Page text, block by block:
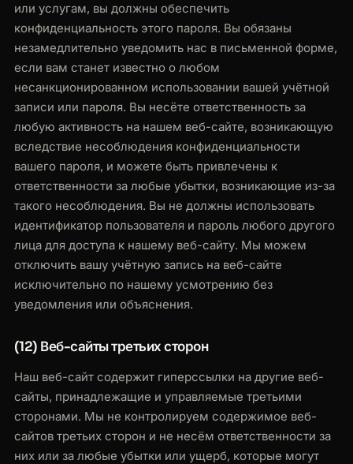
или услугам, вы должны обеспечить
конфиденциальность этого пароля. Вы обязаны
незамедлительно уведомить нас в письменной форме,
если вам станет известно о любом
несанкционированном использовании вашей учётной
записи или пароля. Вы несёте ответственность за
любую активность на нашем веб-сайте, возникающую
вследствие несоблюдения конфиденциальности
вашего пароля, и можете быть привлечены к
ответственности за любые убытки, возникающие из-за
такого несоблюдения. Вы не должны использовать
идентификатор пользователя и пароль любого другого
лица для доступа к нашему веб-сайту. Мы можем
отключить вашу учётную запись на веб-сайте
исключительно по нашему усмотрению без
уведомления или объяснения.
(12) Веб-сайты третьих сторон
Наш веб-сайт содержит гиперссылки на другие веб-
сайты, принадлежащие и управляемые третьими
сторонами. Мы не контролируем содержимое веб-
сайтов третьих сторон и не несём ответственности за
них или за любые убытки или ущерб, которые могут